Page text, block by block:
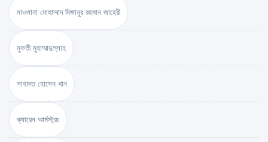
মাওলানা মোহাম্মাদ মিজানুর রহমান জাহেরী
মুফতী মুহাম্মাদুল্লাহ
সাহাদত হোসেন খান
ক্যারেন আর্মস্ট্রং